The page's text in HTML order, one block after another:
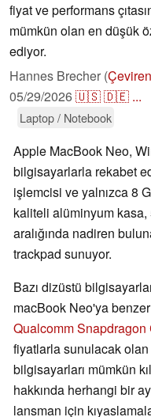
fiyat ve performans
mümkün olan en düşük
ediyor.
Hannes Brecher (Çeviren
05/29/2026🇺🇸🇩🇪 ...
Laptop / Notebook
Apple MacBook Neo,
bilgisayarlarla rekabet
işlemcisi ve yalnızca 8
kaliteli alüminyum
aralığında nadiren
trackpad sunuyor.
Bazı dizüstü
macBook Neo'ya
Qualcomm Snapdragon
fiyatlarla sunulacak
bilgisayarları mümkün
hakkında herhangi bir
lansman için